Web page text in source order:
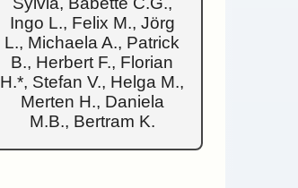
Ingo L., Felix M., Jörg
L., Michaela A., Patrick
B., Herbert F., Florian
H.*, Stefan V., Helga M.,
Merten H., Daniela
M.B., Bertram K.